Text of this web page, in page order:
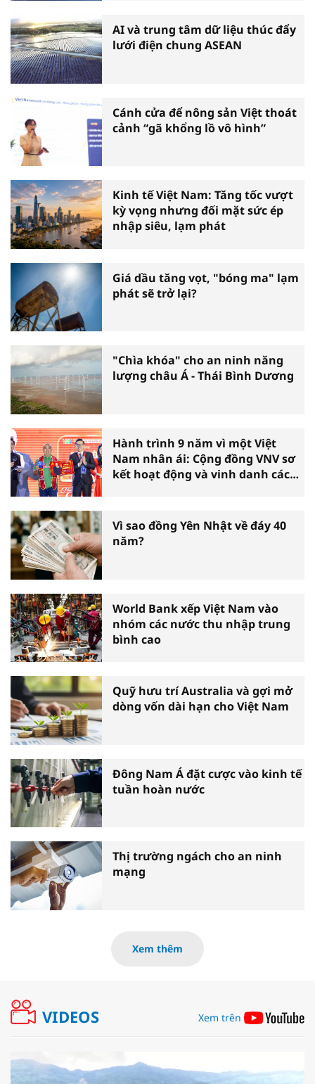
AI và trung tâm dữ liệu thúc đẩy
lưới điện chung ASEAN
Cánh cửa để nông sản Việt thoát
cảnh “gã khổng lồ vô hình”
Kinh tế Việt Nam: Tăng tốc vượt
kỳ vọng nhưng đối mặt sức ép
nhập siêu, lạm phát
Giá dầu tăng vọt, "bóng ma" lạm
phát sẽ trở lại?
"Chìa khóa" cho an ninh năng
lượng châu Á - Thái Bình Dương
Hành trình 9 năm vì một Việt
Nam nhân ái: Cộng đồng VNV sơ
kết hoạt động và vinh danh các
Vì sao đồng Yên Nhật về đáy 40
năm?
World Bank xếp Việt Nam vào
nhóm các nước thu nhập trung
bình cao
Quỹ hưu trí Australia và gợi mở
dòng vốn dài hạn cho Việt Nam
Đông Nam Á đặt cược vào kinh tế
tuần hoàn nước
Thị trường ngách cho an ninh
mạng
Xem thêm
VIDEOS Xem trên